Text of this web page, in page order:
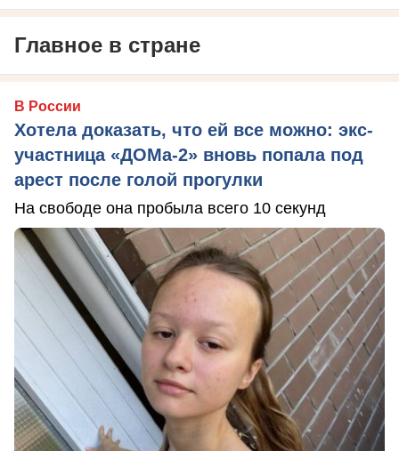
Главное в стране
В России
Хотела доказать, что ей все можно: экс-
участница «ДОМа-2» вновь попала под
арест после голой прогулки
На свободе она пробыла всего 10 секунд